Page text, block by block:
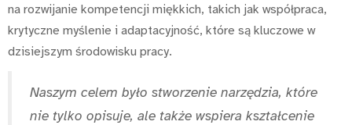
na rozwijanie kompetencji miękkich, takich jak współpraca,
krytyczne myślenie i adaptacyjność, które są kluczowe w
dzisiejszym środowisku pracy.
Naszym celem było stworzenie narzędzia, które
nie tylko opisuje, ale także wspiera kształcenie